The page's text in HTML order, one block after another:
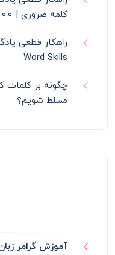
کلمه ضروری | 4000 Essential English Words
Word Skills
مسلط شویم؟
آموزش گرامر